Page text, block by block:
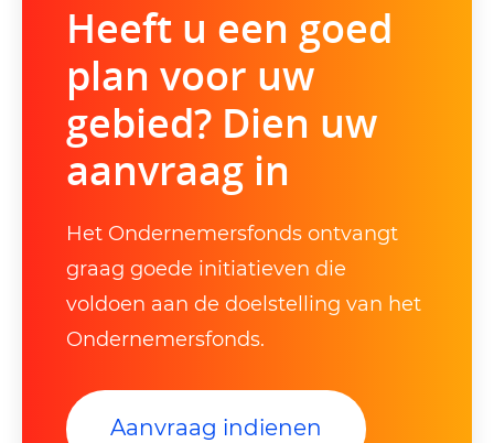
Heeft u een goed
plan voor uw
gebied? Dien uw
aanvraag in
Het Ondernemersfonds ontvangt
graag goede initiatieven die
voldoen aan de doelstelling van het
Ondernemersfonds.
Aanvraag indienen